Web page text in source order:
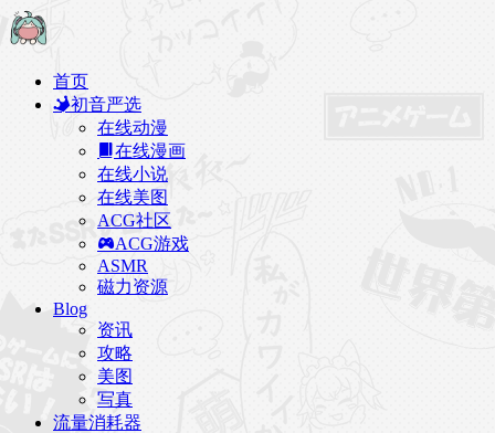
首页
初音严选
在线动漫
在线漫画
在线小说
在线美图
ACG社区
ACG游戏
ASMR
磁力资源
Blog
资讯
攻略
美图
写真
流量消耗器